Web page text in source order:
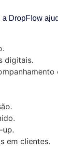
a DropFlow
digitais.
up.
em clientes.